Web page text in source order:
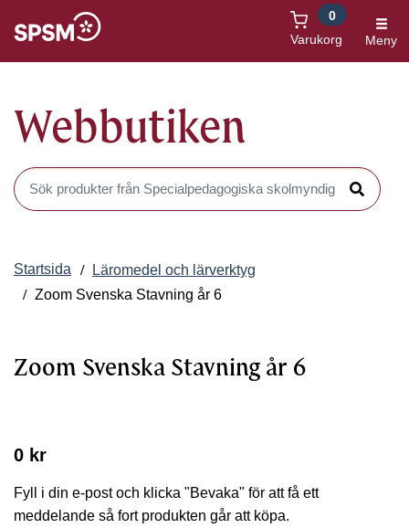
Varukorg
0
Meny
Webbutiken
Sök produkter i Webbutiken
Sök
Startsida
Läromedel och lärverktyg
Zoom Svenska Stavning år 6
Zoom Svenska Stavning år 6
0 kr
Fyll i din e-post och klicka "Bevaka" för att få ett
meddelande så fort produkten går att köpa.